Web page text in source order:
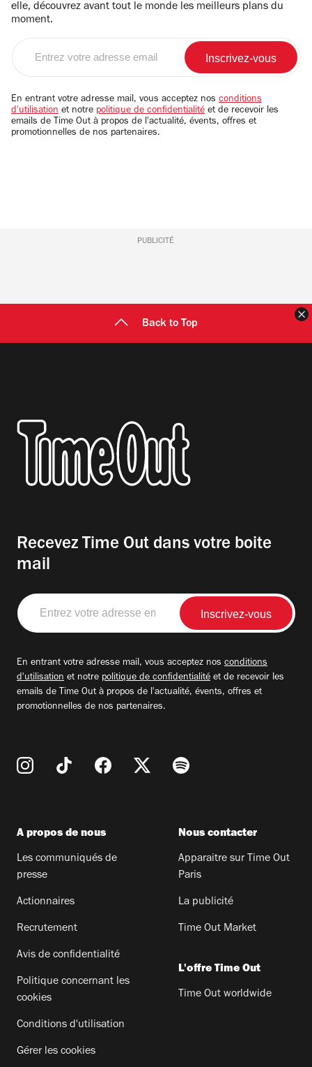
elle, découvrez avant tout le monde les meilleurs plans du
moment.
email
En entrant votre adresse mail, vous acceptez nos conditions
d'utilisation et notre politique de confidentialité et de recevoir les
emails de Time Out à propos de l'actualité, évents, offres et
promotionnelles de nos partenaires.
PUBLICITÉ
Back to Top
Recevez Time Out dans votre boite
mail
Entrez
votre
adresse
En entrant votre adresse mail, vous acceptez nos conditions
d'utilisation et notre politique de confidentialité et de recevoir les
emails de Time Out à propos de l'actualité, évents, offres et
promotionnelles de nos partenaires.
A propos de nous
Les communiqués de
presse
Actionnaires
Recrutement
Avis de confidentialité
Politique concernant les
cookies
Conditions d'utilisation
Gérer les cookies
Nous contacter
Apparaitre sur Time Out
Paris
La publicité
Time Out Market
L'offre Time Out
Time Out worldwide